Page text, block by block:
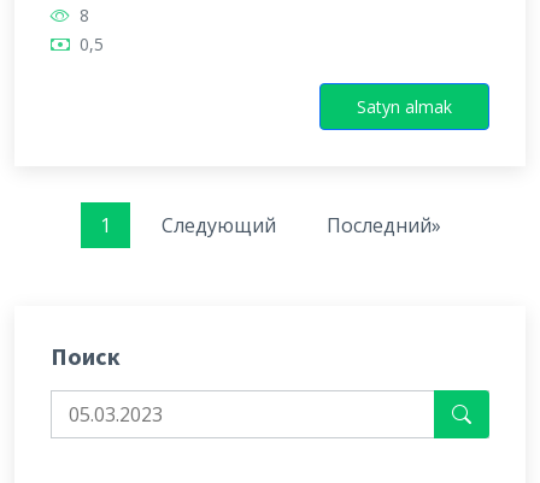
8
0,5
Satyn almak
1 Следующий Последний»
Поиск